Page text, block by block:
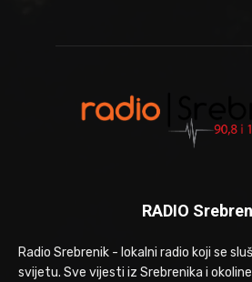
RADIO
Radio Srebrenik - lokalni radio koji se
svijetu. Sve vijesti iz Srebrenika i